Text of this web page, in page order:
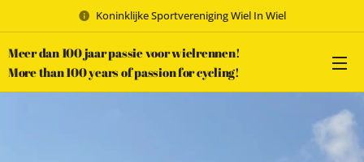
Koninklijke Sportvereniging Wiel In Wiel
Meer dan 100 jaar passie voor wielrennen!
More than 100 years of passion for cycling!